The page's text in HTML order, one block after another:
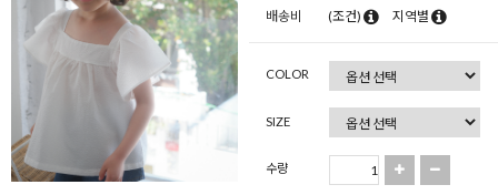
배송비 (조건) 지역별
COLOR
SIZE
수량